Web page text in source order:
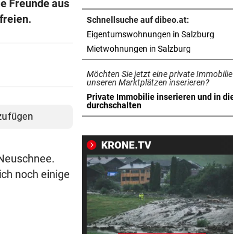
Freunde aus
noch einige
Autobrand löste Suche nach
Fahrer und Insassen aus
STRASSE GESPERRT
Drei Verletzte bei Unfall mit
Motorrädern
WIE DIE NHL-STARS
gelingt Traumtor
SALZBURGER LIGA vor 15
Bestschießen, Blitztore und
schmerzhafte Starts
SCHWER VERLETZT vor
Schnellsuche auf dibeo.at:
Eigentumswohnungen in Salzburg
Mietwohnungen in Salzburg
Möchten Sie jetzt eine private
unseren Marktplätzen inserieren?
Private Immobilie inserieren und in
durchschalten
in neuem Tab öffnen
KRONE.TV